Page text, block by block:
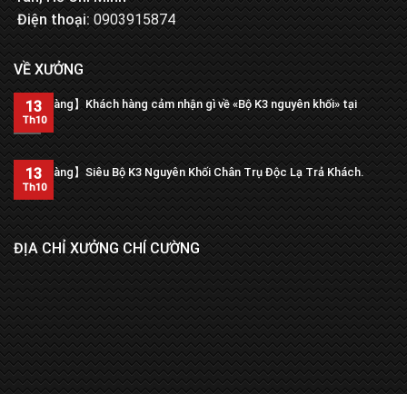
Điện thoại:0903915874
VỀ XƯỞNG
【Trả hàng】Khách hàng cảm nhận gì về «Bộ K3 nguyên khối» tại
xưởng?
13
Th10
【Trả hàng】Siêu Bộ K3 Nguyên Khối Chân Trụ Độc Lạ Trả Khách.
13
Th10
ĐỊA CHỈ XƯỞNG CHÍ CƯỜNG